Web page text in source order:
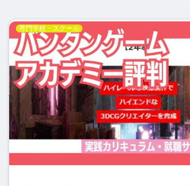
専門学校・スクール